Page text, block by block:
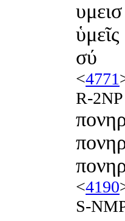
υμεισ
ὑμεῖς
σύ
<4771
R-2NP
<4190
S-